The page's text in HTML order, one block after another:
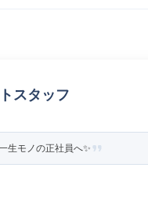
スタッフ
生モノの正社員へ✨